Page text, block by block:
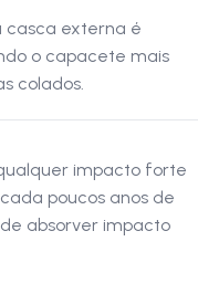
e conforto durante o
e visibilidade
ar constante.
higiene prolongados.
urbanos e trilhas.
e maior
casca externa é
o capacete mais
colados.
impacto forte
poucos anos de
absorver impacto